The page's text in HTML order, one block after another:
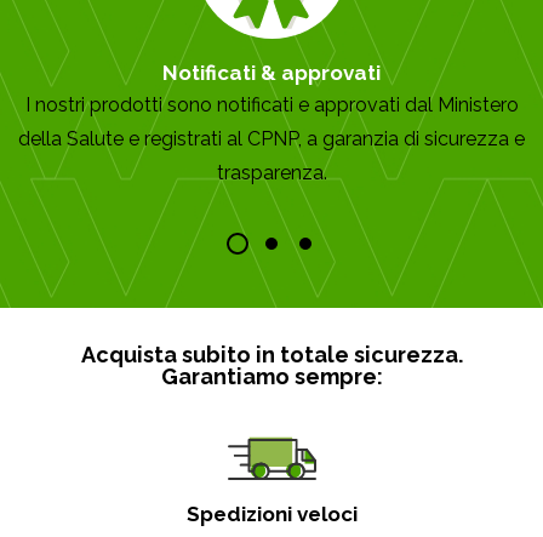
Notificati & approvati
I nostri prodotti sono notificati e approvati dal Ministero
della Salute e registrati al CPNP, a garanzia di sicurezza e
trasparenza.
Acquista subito in totale sicurezza.
Garantiamo sempre:
Spedizioni veloci